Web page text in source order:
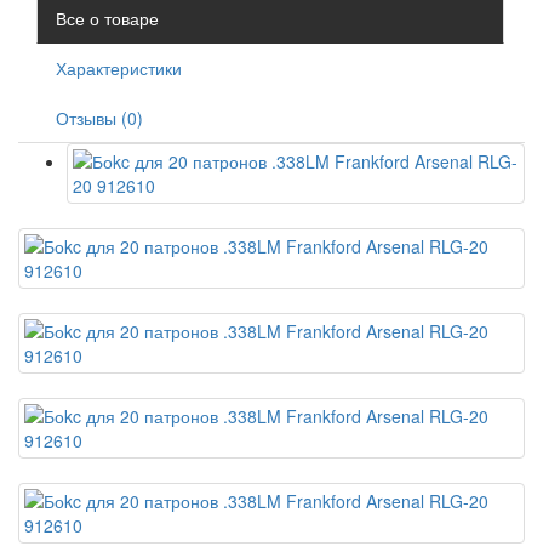
Все о товаре
Характеристики
Отзывы (0)